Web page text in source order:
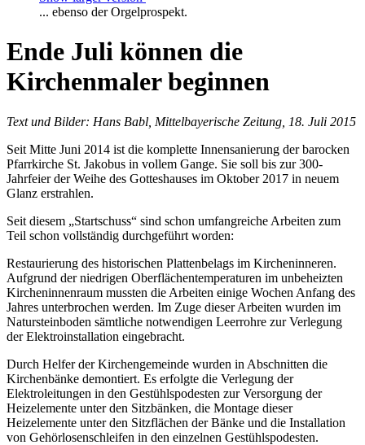
... ebenso der Orgelprospekt.
Ende Juli können die
Kirchenmaler beginnen
Text und Bilder: Hans Babl, Mittelbayerische Zeitung, 18. Juli 2015
Seit Mitte Juni 2014 ist die komplette Innensanierung der barocken
Pfarrkirche St. Jakobus in vollem Gange. Sie soll bis zur 300-
Jahrfeier der Weihe des Gotteshauses im Oktober 2017 in neuem
Glanz erstrahlen.
Seit diesem „Startschuss“ sind schon umfangreiche Arbeiten zum
Teil schon vollständig durchgeführt worden:
Restaurierung des historischen Plattenbelags im Kircheninneren.
Aufgrund der niedrigen Oberflächentemperaturen im unbeheizten
Kircheninnenraum mussten die Arbeiten einige Wochen Anfang des
Jahres unterbrochen werden. Im Zuge dieser Arbeiten wurden im
Natursteinboden sämtliche notwendigen Leerrohre zur Verlegung
der Elektroinstallation eingebracht.
Durch Helfer der Kirchengemeinde wurden in Abschnitten die
Kirchenbänke demontiert. Es erfolgte die Verlegung der
Elektroleitungen in den Gestühlspodesten zur Versorgung der
Heizelemente unter den Sitzbänken, die Montage dieser
Heizelemente unter den Sitzflächen der Bänke und die Installation
von Gehörlosenschleifen in den einzelnen Gestühlspodesten.